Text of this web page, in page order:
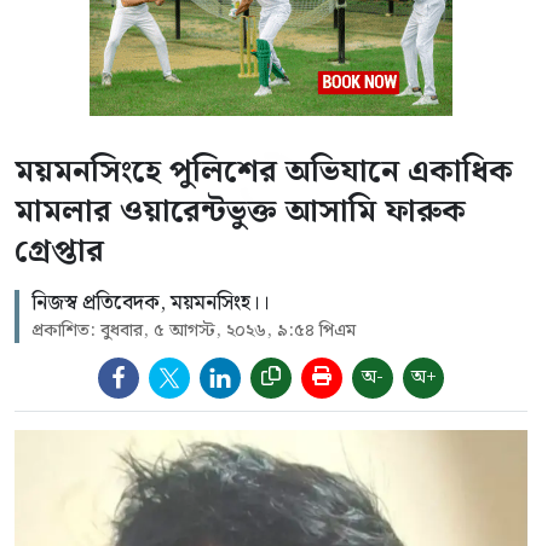
ময়মনসিংহে পুলিশের অভিযানে একাধিক
মামলার ওয়ারেন্টভুক্ত আসামি ফারুক
গ্রেপ্তার
নিজস্ব প্রতিবেদক, ময়মনসিংহ।।
প্রকাশিত: বুধবার, ৫ আগস্ট, ২০২৬, ৯:৫৪ পিএম
অ- অ+